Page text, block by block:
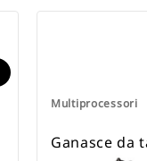
Multiprocessori
Ganasce da